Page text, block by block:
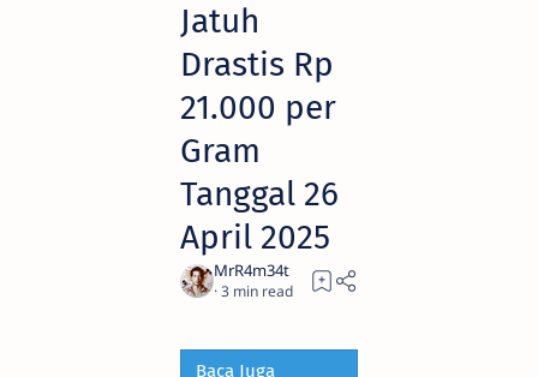
Jatuh
Drastis Rp
21.000 per
Gram
Tanggal 26
April 2025
3
Baca Juga